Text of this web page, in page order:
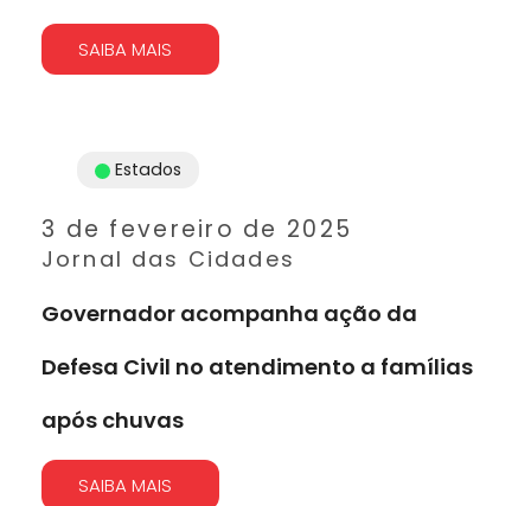
SAIBA MAIS
3 de fevereiro de 2025
Jornal das Cidades
Estados
Governador acompanha ação da
Defesa Civil no atendimento a famílias
após chuvas
SAIBA MAIS